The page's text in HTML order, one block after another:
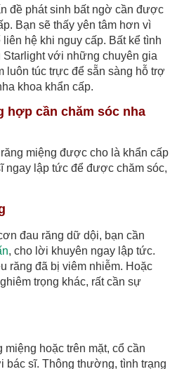
đề phát sinh bất ngờ cần được
Bạn sẽ thấy yên tâm hơn vì
hệ khi nguy cấp. Bất kể tình
với những chuyên gia
luôn túc trực để sẵn sàng hỗ trợ
khoa khẩn cấp.
hợp cần chăm sóc nha
miệng được cho là khẩn cấp
ngay lập tức để được chăm sóc,
đau răng dữ dội, bạn cần
, cho lời khuyên ngay lập tức.
răng đã bị viêm nhiễm. Hoặc
trọng khác, rất cần sự
hoặc trên mặt, cổ cần
bác sĩ. Thông thường, tình trạng